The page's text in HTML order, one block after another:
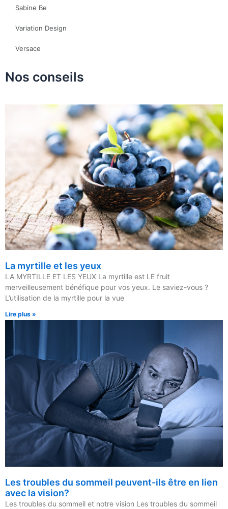
Sabine Be
Variation Design
Versace
Nos conseils
La myrtille et les yeux
LA MYRTILLE ET LES YEUX La myrtille est LE fruit
merveilleusement bénéfique pour vos yeux. Le saviez-vous ?
L’utilisation de la myrtille pour la vue
Lire plus »
Les troubles du sommeil peuvent-ils être en lien
avec la vision?
Les troubles du sommeil et notre vision Les troubles du sommeil